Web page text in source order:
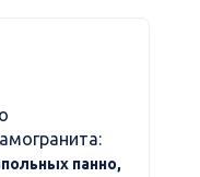
панно,